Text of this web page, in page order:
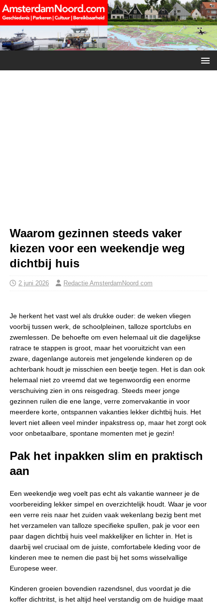
Waarom gezinnen steeds vaker
kiezen voor een weekendje weg
dichtbij huis
2 juni 2026 Redactie AmsterdamNoord com
Je herkent het vast wel als drukke ouder: de weken vliegen
voorbij tussen werk, de schoolpleinen, talloze sportclubs en
zwemlessen. De behoefte om even helemaal uit die dagelijkse
ratrace te stappen is groot, maar het vooruitzicht van een
zware, dagenlange autoreis met jengelende kinderen op de
achterbank houdt je misschien een beetje tegen. Het is dan ook
helemaal niet zo vreemd dat we tegenwoordig een enorme
verschuiving zien in ons reisgedrag. Steeds meer jonge
gezinnen ruilen die ene lange, verre zomervakantie in voor
meerdere korte, ontspannen vakanties lekker dichtbij huis. Het
levert niet alleen veel minder inpakstress op, maar het zorgt ook
voor onbetaalbare, spontane momenten met je gezin!
Pak het inpakken slim en praktisch
aan
Een weekendje weg voelt pas echt als vakantie wanneer je de
voorbereiding lekker simpel en overzichtelijk houdt. Waar je voor
een verre reis naar het zuiden vaak wekenlang bezig bent met
het verzamelen van talloze specifieke spullen, pak je voor een
paar dagen dichtbij huis veel makkelijker en lichter in. Het is
daarbij wel cruciaal om de juiste, comfortabele kleding voor de
kinderen mee te nemen die past bij het soms wisselvallige
Europese weer.
Kinderen groeien bovendien razendsnel, dus voordat je die
koffer dichtritst, is het altijd heel verstandig om de huidige maat